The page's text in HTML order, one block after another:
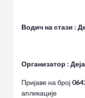
Водич на стази :
Организатор :
Пријаве на број
апликације